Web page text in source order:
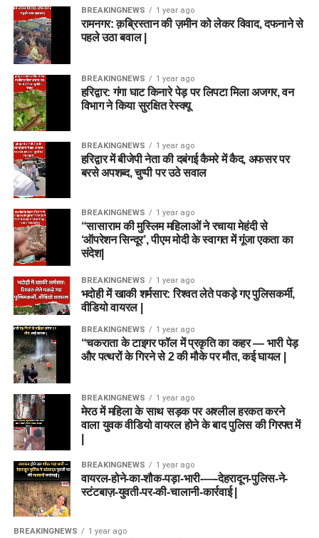
BREAKINGNEWS 1 year ago
रामनगर: क़ब्रिस्तान की ज़मीन को लेकर विवाद, दफनाने से
पहले उठा बवाल |
BREAKINGNEWS 1 year ago
हरिद्वार: गंगा घाट किनारे पेड़ पर लिपटा मिला अजगर, वन
विभाग ने किया सुरक्षित रेस्क्यू
BREAKINGNEWS 1 year ago
हरिद्वार में बीजेपी नेता की दबंगई कैमरे में कैद, अफसर पर
बरसे अपशब्द, चुप्पी पर उठे सवाल
BREAKINGNEWS 1 year ago
“सासाराम की मुस्लिम महिलाओं ने रचाया मेहंदी से
‘ऑपरेशन सिन्दूर’, पीएम मोदी के स्वागत में गूंजा एकता का
संदेश|
BREAKINGNEWS 1 year ago
भदोही में खाकी शर्मसार: रिश्वत लेते पकड़े गए पुलिसकर्मी,
वीडियो वायरल |
BREAKINGNEWS 1 year ago
“चकराता के टाइगर फॉल में प्रकृति का कहर — भारी पेड़
और पत्थरों के गिरने से 2 की मौके पर मौत, कई घायल |
BREAKINGNEWS 1 year ago
मेरठ में महिला के साथ सड़क पर अश्लील हरकत करने
वाला युवक वीडियो वायरल होने के बाद पुलिस की गिरफ्त में
BREAKINGNEWS 1 year ago
वायरल-होने-का-शौक-पड़ा-भारी-—-देहरादून-पुलिस-ने-
स्टंटबाज़-युवती-पर-की-चालानी-कार्रवाई |
BREAKINGNEWS 1 year ago